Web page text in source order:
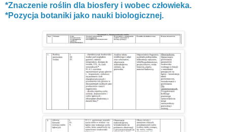
*Znaczenie roślin dla biosfery i wobec człowieka.
*Pozycja botaniki jako nauki biologicznej.